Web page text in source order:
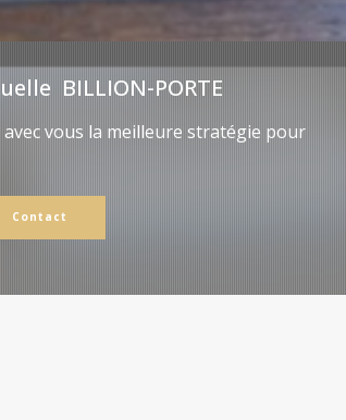
BILLION-PORTE
vous la meilleure stratégie pour
Contact